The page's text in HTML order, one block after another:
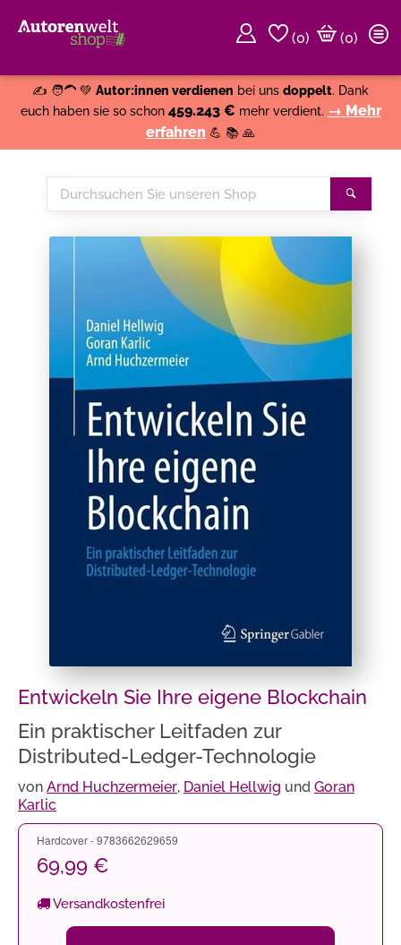
(0)
(0)
✍️ 🧑‍🦱 💚 Autor:innen verdienen bei uns doppelt. Dank
euch haben sie so schon 459.243 € mehr verdient. → Mehr
erfahren 💪 📚 🙏
Durchsuchen
Sie
Entwickeln Sie Ihre eigene Blockchain
Ein praktischer Leitfaden zur
Distributed-Ledger-Technologie
von Arnd Huchzermeier, Daniel Hellwig und Goran
Karlic
Hardcover - 9783662629659
69,99 €
Versandkostenfrei